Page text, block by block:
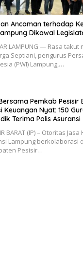
Ancaman terhadap
Dikawal
LAMPUNG — Rasa
Septiani, pengurus
(PWI) Lampung,…
Pemkab
Keuangan Nyat: 150
Terima Polis
BARAT (IP) – Otoritas
Lampung berkolaborasi
Pesisir…